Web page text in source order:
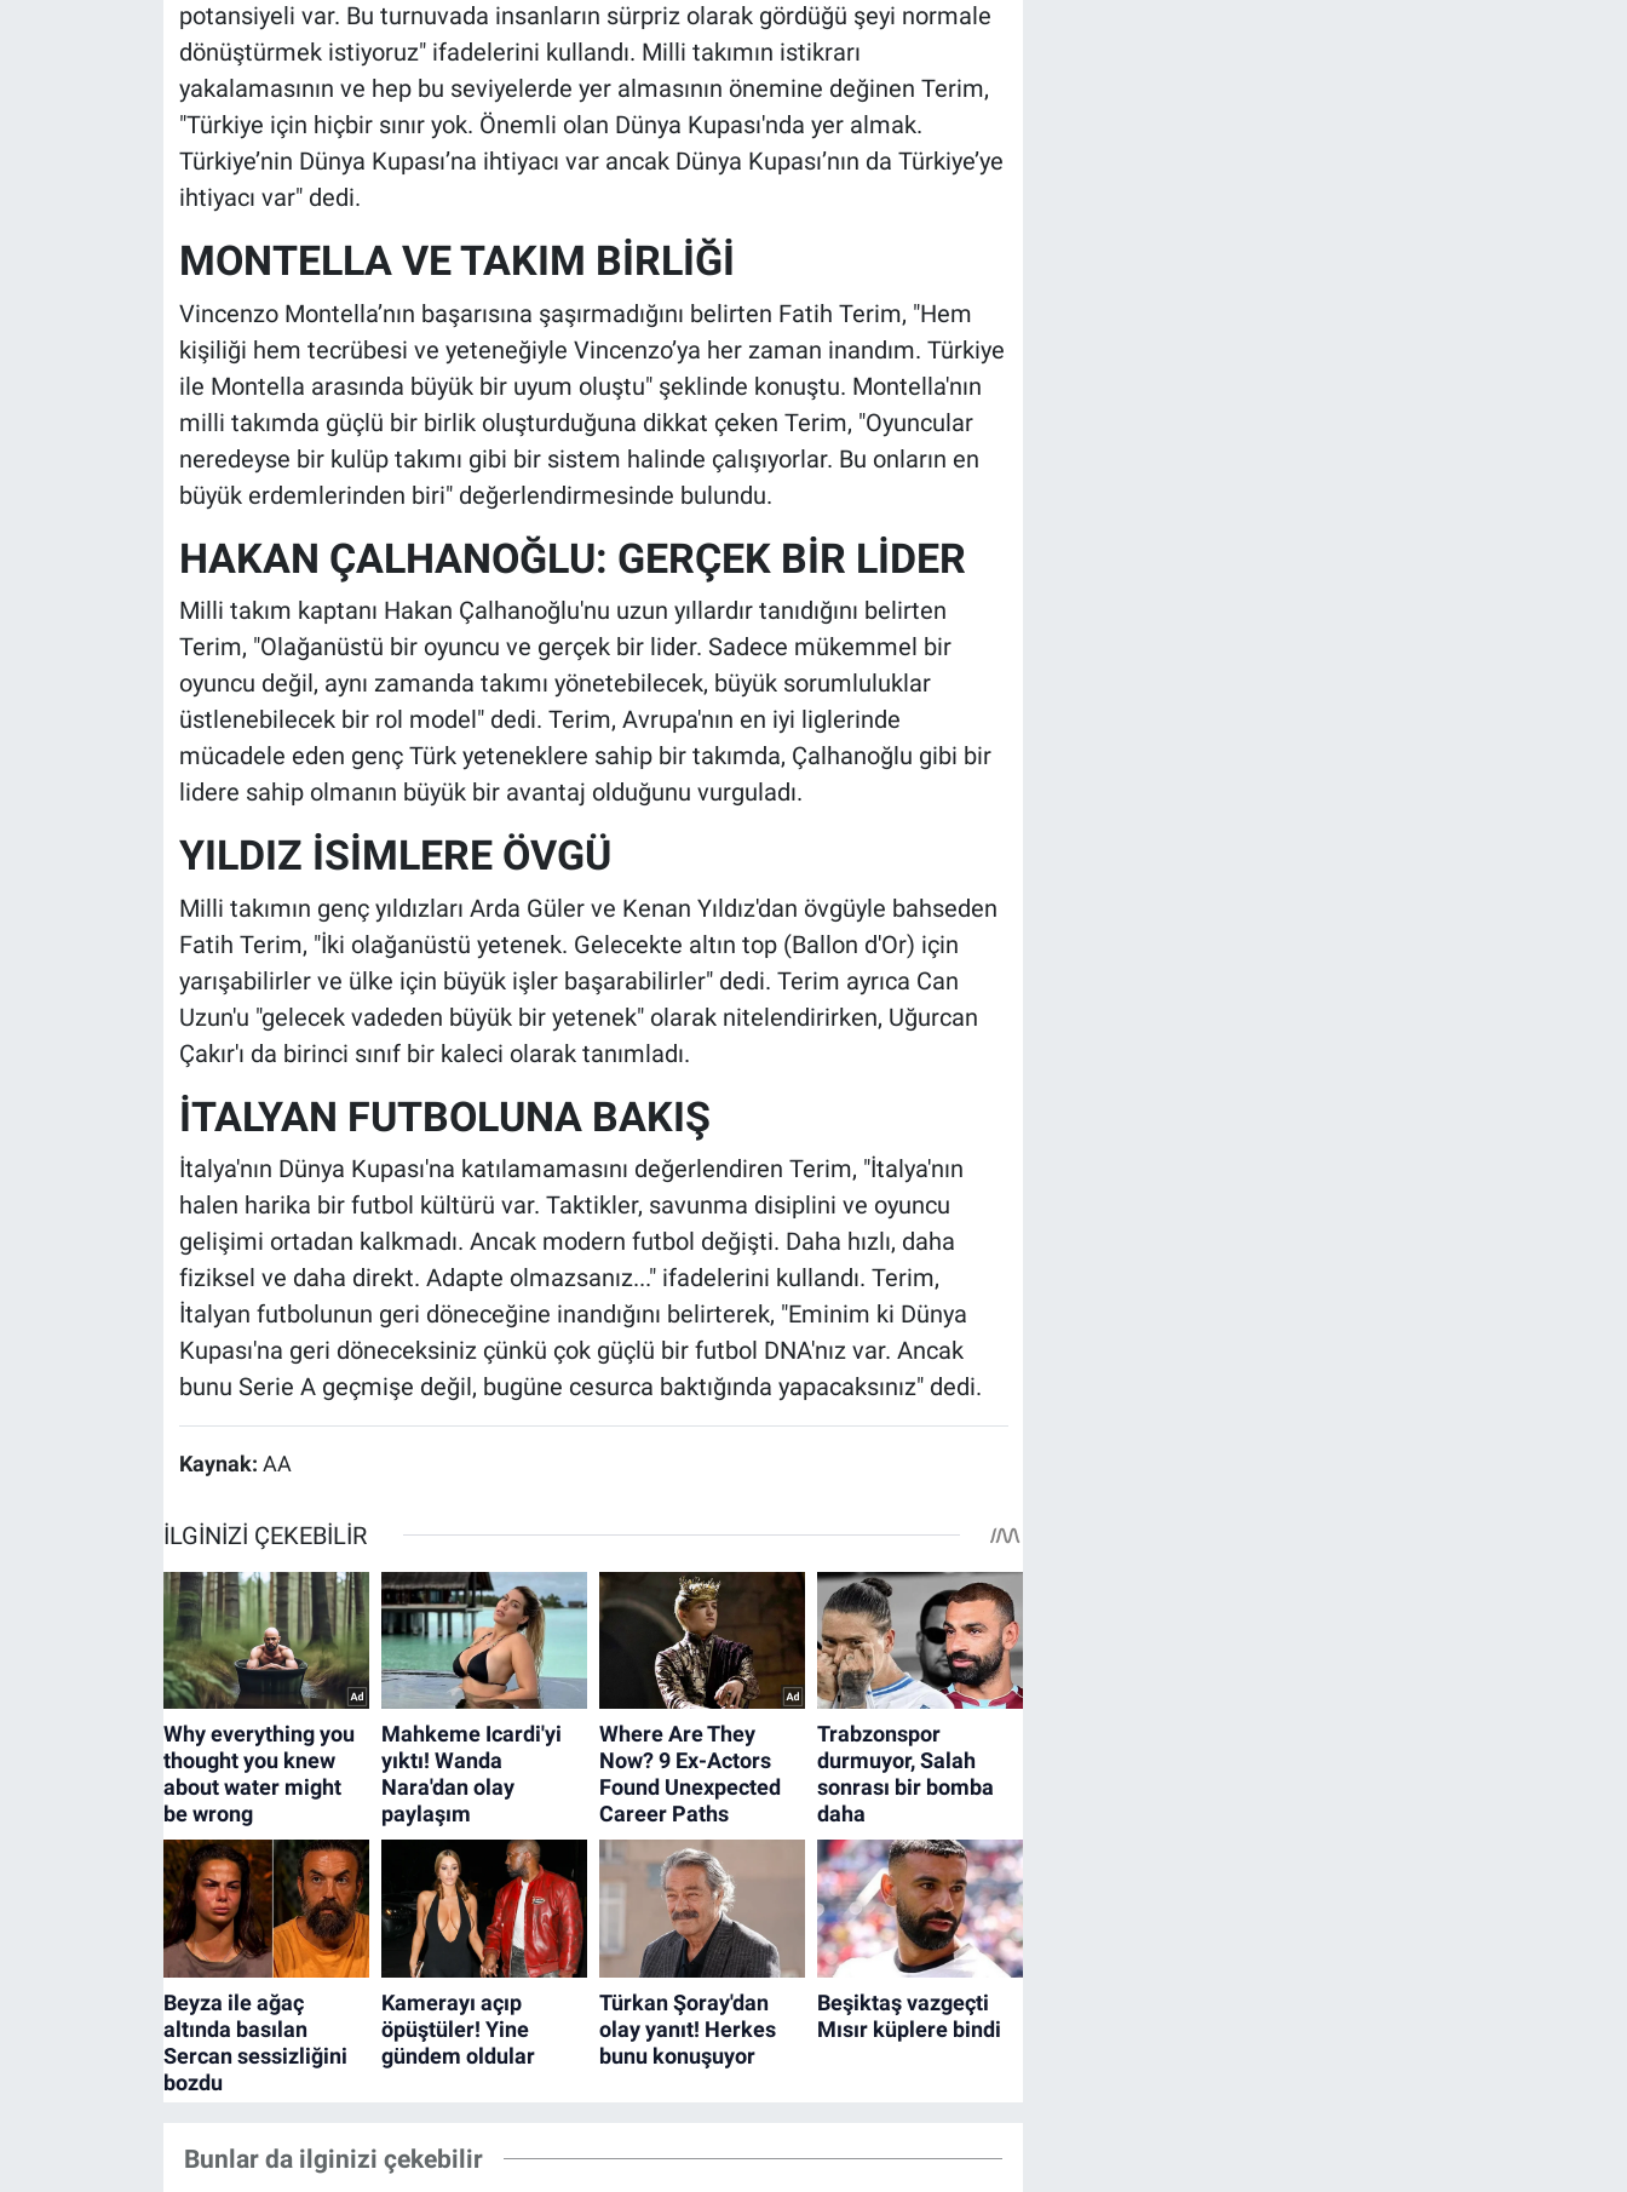
potansiyeli var. Bu turnuvada insanların sürpriz olarak gördüğü şeyi normale
dönüştürmek istiyoruz" ifadelerini kullandı. Milli takımın istikrarı
yakalamasının ve hep bu seviyelerde yer almasının önemine değinen Terim,
"Türkiye için hiçbir sınır yok. Önemli olan Dünya Kupası'nda yer almak.
Türkiye’nin Dünya Kupası’na ihtiyacı var ancak Dünya Kupası’nın da Türkiye’ye
ihtiyacı var" dedi.
MONTELLA VE TAKIM BİRLİĞİ
Vincenzo Montella’nın başarısına şaşırmadığını belirten Fatih Terim, "Hem
kişiliği hem tecrübesi ve yeteneğiyle Vincenzo’ya her zaman inandım. Türkiye
ile Montella arasında büyük bir uyum oluştu" şeklinde konuştu. Montella'nın
milli takımda güçlü bir birlik oluşturduğuna dikkat çeken Terim, "Oyuncular
neredeyse bir kulüp takımı gibi bir sistem halinde çalışıyorlar. Bu onların en
büyük erdemlerinden biri" değerlendirmesinde bulundu.
HAKAN ÇALHANOĞLU: GERÇEK BİR LİDER
Milli takım kaptanı Hakan Çalhanoğlu'nu uzun yıllardır tanıdığını belirten
Terim, "Olağanüstü bir oyuncu ve gerçek bir lider. Sadece mükemmel bir
oyuncu değil, aynı zamanda takımı yönetebilecek, büyük sorumluluklar
üstlenebilecek bir rol model" dedi. Terim, Avrupa'nın en iyi liglerinde
mücadele eden genç Türk yeteneklere sahip bir takımda, Çalhanoğlu gibi bir
lidere sahip olmanın büyük bir avantaj olduğunu vurguladı.
YILDIZ İSİMLERE ÖVGÜ
Milli takımın genç yıldızları Arda Güler ve Kenan Yıldız'dan övgüyle bahseden
Fatih Terim, "İki olağanüstü yetenek. Gelecekte altın top (Ballon d'Or) için
yarışabilirler ve ülke için büyük işler başarabilirler" dedi. Terim ayrıca Can
Uzun'u "gelecek vadeden büyük bir yetenek" olarak nitelendirirken, Uğurcan
Çakır'ı da birinci sınıf bir kaleci olarak tanımladı.
İTALYAN FUTBOLUNA BAKIŞ
İtalya'nın Dünya Kupası'na katılamamasını değerlendiren Terim, "İtalya'nın
halen harika bir futbol kültürü var. Taktikler, savunma disiplini ve oyuncu
gelişimi ortadan kalkmadı. Ancak modern futbol değişti. Daha hızlı, daha
fiziksel ve daha direkt. Adapte olmazsanız..." ifadelerini kullandı. Terim,
İtalyan futbolunun geri döneceğine inandığını belirterek, "Eminim ki Dünya
Kupası'na geri döneceksiniz çünkü çok güçlü bir futbol DNA'nız var. Ancak
bunu Serie A geçmişe değil, bugüne cesurca baktığında yapacaksınız" dedi.
Kaynak: AA
Bunlar da ilginizi çekebilir